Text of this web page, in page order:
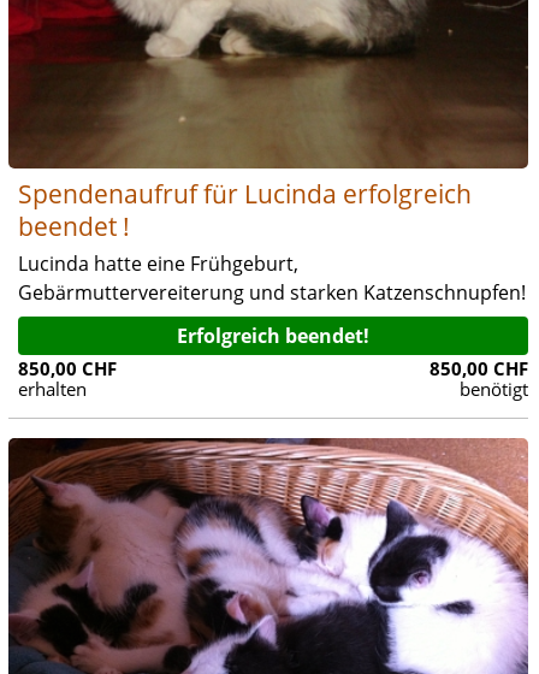
Spendenaufruf für Lucinda erfolgreich
beendet !
Lucinda hatte eine Frühgeburt,
Gebärmuttervereiterung und starken Katzenschnupfen!
Erfolgreich beendet!
850,00 CHF
erhalten
850,00 CHF
benötigt